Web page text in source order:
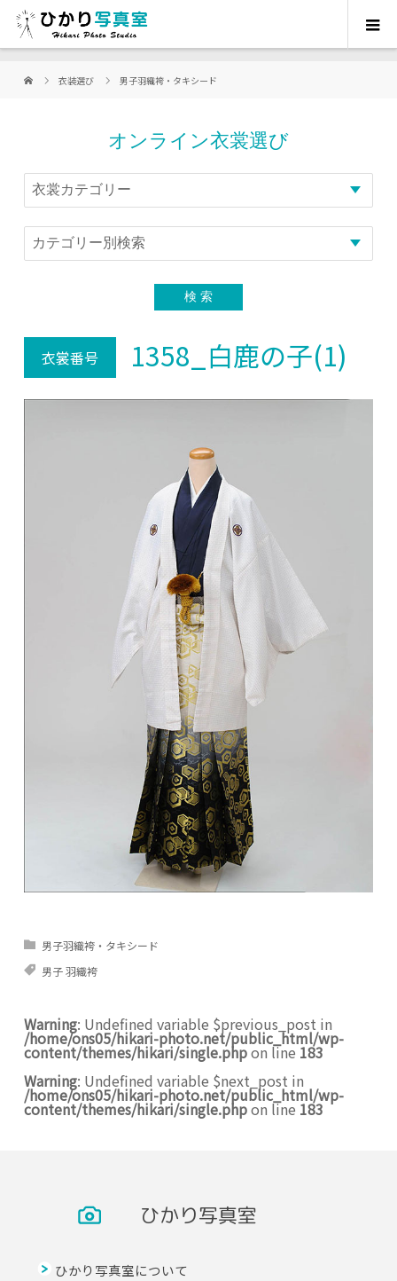
衣装選び 男子羽織袴・タキシード
オンライン衣裳選び
衣裳番号 1358_白鹿の子(1)
男子羽織袴・タキシード
男子 羽織袴
Warning: Undefined variable $previous_post in
/home/ons05/hikari-photo.net/public_html/wp-
content/themes/hikari/single.phpon line 183
Warning: Undefined variable $next_post in
/home/ons05/hikari-photo.net/public_html/wp-
content/themes/hikari/single.phpon line 183
ひかり写真室
ひかり写真室について